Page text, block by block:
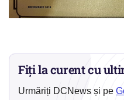
Fiți la curent cu
Urmăriți DCNews și pe